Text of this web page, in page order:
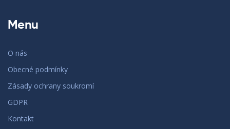
Menu
O nás
Obecné podmínky
Zásady ochrany soukromí
GDPR
Kontakt